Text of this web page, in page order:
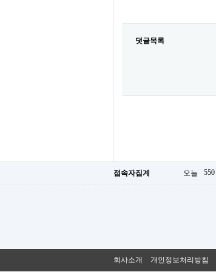
댓글목록
접속자집계 오늘 550
회사소개 개인정보처리방침